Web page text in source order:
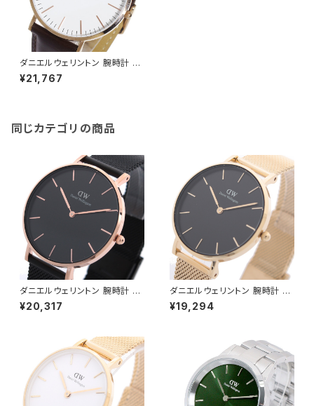
ダニエルウェリントン 腕時計 C
LASSIC BRISTOL 40 ローズ
ゴールド 0109DW DW00100
¥21,767
同じカテゴリの商品
ダニエルウェリントン 腕時計 PE
TITE ASHFIELD 36 ブラック
DW00100307 レディース ブ
¥20,317
ダニエルウェリントン 腕時計 PE
TITE MESH 32 ブラック DW0
0100347 レディース ブラック
¥19,294